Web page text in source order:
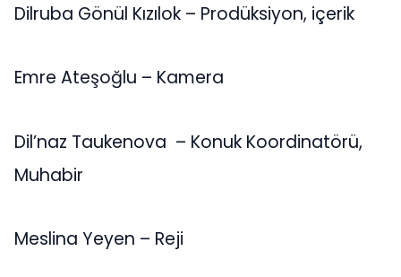
Dilruba Gönül Kızılok – Prodüksiyon, içerik
Emre Ateşoğlu – Kamera
Dil’naz Taukenova – Konuk Koordinatörü,
Muhabir
Meslina Yeyen – Reji